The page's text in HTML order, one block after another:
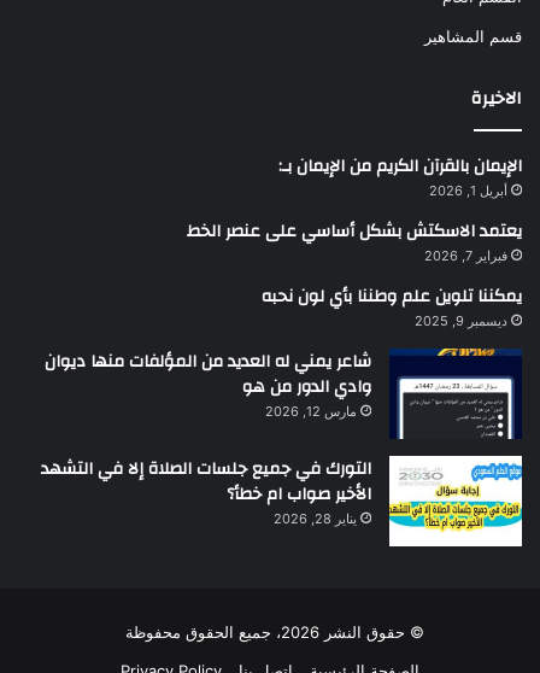
قسم المشاهير
الاخيرة
الإيمان بالقرآن الكريم من الإيمان بـ:
أبريل 1, 2026
يعتمد الاسكتش بشكل أساسي على عنصر الخط
فبراير 7, 2026
يمكننا تلوين علم وطننا بأي لون نحبه
ديسمبر 9, 2025
شاعر يمني له العديد من المؤلفات منها ديوان
وادي الدور من هو
مارس 12, 2026
التورك في جميع جلسات الصلاة إلا في التشهد
الأخير صواب ام خطأ؟
يناير 28, 2026
© حقوق النشر 2026، جميع الحقوق محفوظة